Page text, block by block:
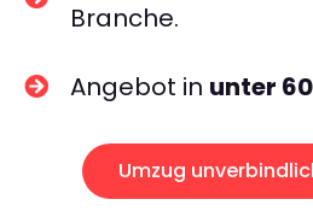
Branche.
Angebot in unter
Umzug